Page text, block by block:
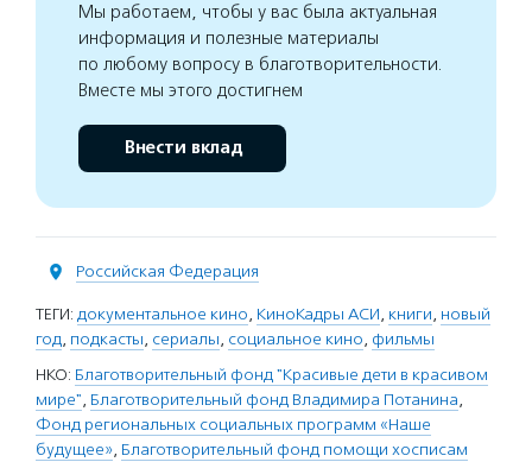
Мы работаем, чтобы у вас была актуальная
информация и полезные материалы
по любому вопросу в благотворительности.
Вместе мы этого достигнем
Внести вклад
Российская Федерация
ТЕГИ: документальное кино, КиноКадры АСИ, книги, новый
год, подкасты, сериалы, социальное кино, фильмы
НКО: Благотворительный фонд "Красивые дети в красивом
мире", Благотворительный фонд Владимира Потанина,
Фонд региональных социальных программ «Наше
будущее», Благотворительный фонд помощи хосписам